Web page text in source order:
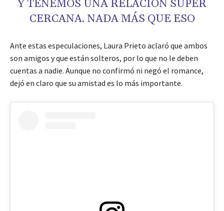
Y TENEMOS UNA RELACIÓN SÚPER
CERCANA. NADA MÁS QUE ESO
Ante estas especulaciones, Laura Prieto aclaró que ambos
son amigos y que están solteros, por lo que no le deben
cuentas a nadie. Aunque no confirmó ni negó el romance,
dejó en claro que su amistad es lo más importante.